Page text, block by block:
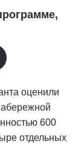
оценили
600
отдельных